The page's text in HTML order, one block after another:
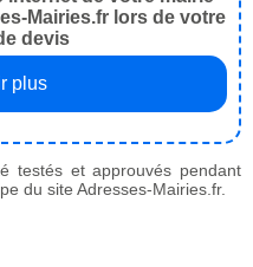
Mairies.fr lors de votre
devis
plus
testés et approuvés pendant
du site Adresses-Mairies.fr.